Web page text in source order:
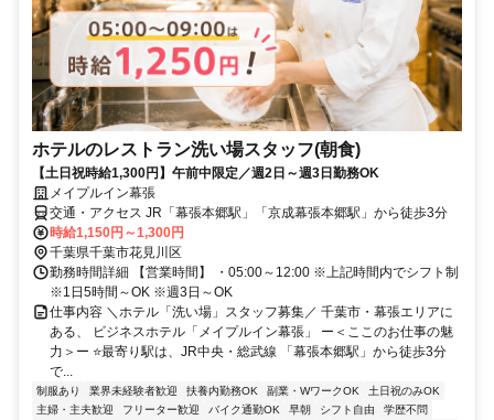
ホテルのレストラン洗い場スタッフ(朝食)
【土日祝時給1,300円】午前中限定／週2日～週3日勤務OK
メイプルイン幕張
交通・アクセス JR「幕張本郷駅」「京成幕張本郷駅」から徒歩3分
時給1,150円～1,300円
千葉県千葉市花見川区
勤務時間詳細 【営業時間】 ・05:00～12:00 ※上記時間内でシフト制
※1日5時間～OK ※週3日～OK
仕事内容 ＼ホテル「洗い場」スタッフ募集／ 千葉市・幕張エリアに
ある、 ビジネスホテル「メイプルイン幕張」 ー＜ここのお仕事の魅
力＞ー ⭐最寄り駅は、JR中央・総武線 「幕張本郷駅」から徒歩3分
で...
制服あり 業界未経験者歓迎 扶養内勤務OK 副業・WワークOK
土日祝のみOK
主婦・主夫歓迎
フリーター歓迎 バイク通勤OK 早朝 シフト自由
学歴不問